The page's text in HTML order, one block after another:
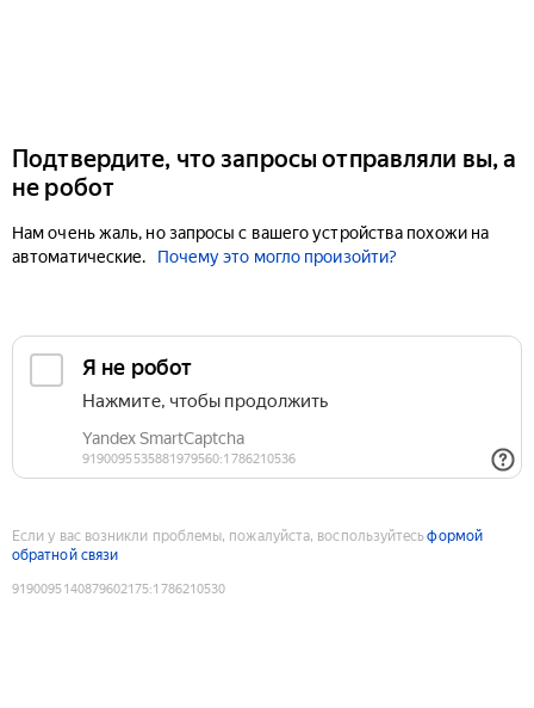
Подтвердите, что запросы отправляли вы, а
не робот
Нам очень жаль, но запросы с вашего устройства похожи на
автоматические.
Почему это могло произойти?
Если у вас возникли проблемы, пожалуйста, воспользуйтесьформой
обратной связи
9190095140879602175:1786210530